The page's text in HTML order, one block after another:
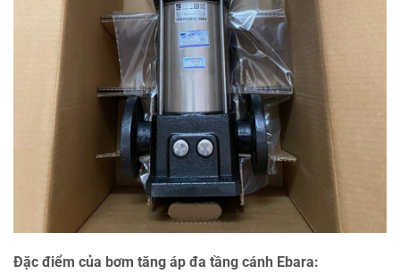
Đặc điểm của bơm tăng áp đa tầng cánh Ebara: